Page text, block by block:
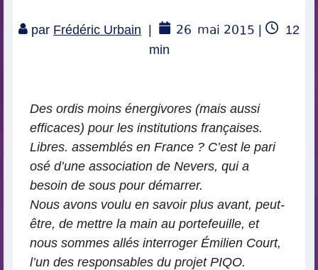
par Frédéric Urbain 26 mai 2015
Temps
12
min
Des ordis moins énergivores (mais aussi
efficaces) pour les institutions françaises.
Libres. assemblés en France ? C’est le pari
osé d’une association de Nevers, qui a
besoin de sous pour démarrer.
Nous avons voulu en savoir plus avant, peut-
être, de mettre la main au portefeuille, et
nous sommes allés interroger Émilien Court,
l’un des responsables du projet PIQO.